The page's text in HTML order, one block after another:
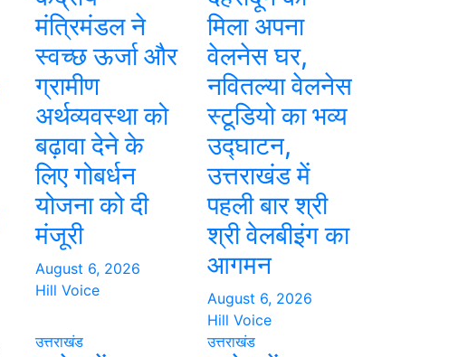
मंत्रिमंडल ने
स्वच्छ ऊर्जा और
ग्रामीण
अर्थव्यवस्था को
बढ़ावा देने के
लिए गोबर्धन
योजना को दी
मंजूरी
August 6, 2026
Hill Voice
मिला अपना
वेलनेस घर,
नवितल्या वेलनेस
स्टूडियो का भव्य
उद्घाटन,
उत्तराखंड में
पहली बार श्री
श्री वेलबीइंग का
आगमन
August 6, 2026
Hill Voice
उत्तराखंड
उत्तराखंड